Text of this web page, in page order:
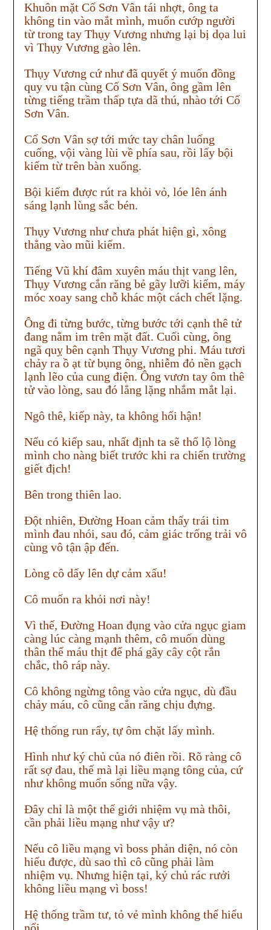
Khuôn mặt Cố Sơn Vân tái nhợt, ông ta
không tin vào mắt mình, muốn cướp người
từ trong tay Thụy Vương nhưng lại bị dọa lui
vì Thụy Vương gào lên.
Thụy Vương cứ như đã quyết ý muốn đồng
quy vu tận cùng Cố Sơn Vân, ông gầm lên
từng tiếng trầm thấp tựa dã thú, nhào tới Cố
Sơn Vân.
Cố Sơn Vân sợ tới mức tay chân luống
cuống, vội vàng lùi về phía sau, rồi lấy bội
kiếm từ trên bàn xuống.
Bội kiếm được rút ra khỏi vỏ, lóe lên ánh
sáng lạnh lùng sắc bén.
Thụy Vương như chưa phát hiện gì, xông
thẳng vào mũi kiếm.
Tiếng Vũ khí đâm xuyên máu thịt vang lên,
Thụy Vương cắn răng bẻ gãy lưỡi kiếm, máy
móc xoay sang chỗ khác một cách chết lặng.
Ông đi từng bước, từng bước tới cạnh thê tử
đang nằm im trên mặt đất. Cuối cùng, ông
ngã quỵ bên cạnh Thụy Vương phi. Máu tươi
chảy ra ồ ạt từ bụng ông, nhiễm đỏ nền gạch
lạnh lẽo của cung điện. Ông vươn tay ôm thê
tử vào lòng, sau đó lẳng lặng nhắm mắt lại.
Ngô thê, kiếp này, ta không hối hận!
Nếu có kiếp sau, nhất định ta sẽ thổ lộ lòng
mình cho nàng biết trước khi ra chiến trường
giết địch!
Bên trong thiên lao.
Đột nhiên, Đường Hoan cảm thấy trái tim
mình đau nhói, sau đó, cảm giác trống trải vô
cùng vô tận ập đến.
Lòng cô dấy lên dự cảm xấu!
Cô muốn ra khỏi nơi này!
Vì thế, Đường Hoan đụng vào cửa ngục giam
càng lúc càng mạnh thêm, cô muốn dùng
thân thể máu thịt để phá gãy cây cột rắn
chắc, thô ráp này.
Cô không ngừng tông vào cửa ngục, dù đầu
chảy máu, cô cũng cắn răng chịu đựng.
Hệ thống run rẩy, tự ôm chặt lấy mình.
Hình như ký chủ của nó điên rồi. Rõ ràng cô
rất sợ đau, thế mà lại liều mạng tông của, cứ
như không muốn sống nữa vậy.
Đây chỉ là một thế giới nhiệm vụ mà thôi,
cần phải liều mạng như vậy ư?
Nếu cô liều mạng vì boss phản diện, nó còn
hiểu được, dù sao thì cô cũng phải làm
nhiệm vụ. Nhưng hiện tại, ký chủ rác rưởi
không liều mạng vì boss!
Hệ thống trầm tư, tỏ vẻ mình không thể hiểu